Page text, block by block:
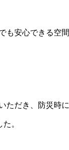
も安心できる空間
ただき、防災時に
。